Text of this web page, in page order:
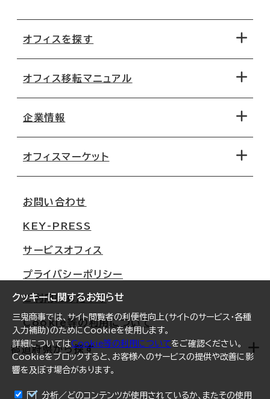
クッキーに関するお知らせ
三鬼商事では、サイト閲覧者の利便性向上(サイトのサービス・各種
入力補助)のためにCookieを使用します。
詳細についてはCookie等の利用についてをご確認ください。
Cookieをブロックすると、お客様へのサービスの提供や改善に影
響を及ぼす場合があります。
分析／どのコンテンツが使用されているか、またその使用
オフィスを探す
地図から探す
路線・駅から探す
オフィス移転マニュアル
移転コストシミュレーション
移転スケジュール
オフィス移転Q&A
企業情報
オフィスマーケット
大阪
名古屋
札幌
仙台
横浜
福岡
オフィスリポート
ログイン
お問い合わせ
KEY-PRESS
サービスオフィス
プライバシーポリシー
ご利用にあたって
Cookie等の利用について
都道府県から探す